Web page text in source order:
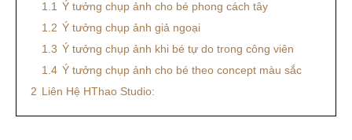
1.1 Ý tưởng chụp ảnh cho bé phong cách tây
1.2 Ý tưởng chụp ảnh giả ngoại
1.3 Ý tưởng chụp ảnh khi bé tự do trong công viên
1.4 Ý tưởng chụp ảnh cho bé theo concept màu sắc
2 Liên Hệ HThao Studio: